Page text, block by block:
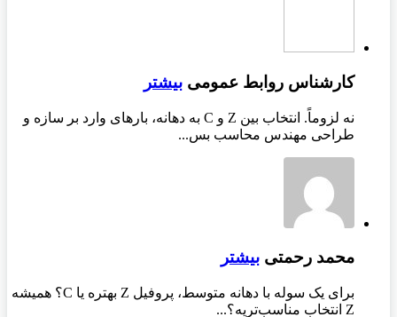
کارشناس روابط عمومی بیشتر
نه لزوماً. انتخاب بین Z و C به دهانه، بارهای وارد بر سازه و
طراحی مهندس محاسب بس...
محمد رحمتی بیشتر
برای یک سوله با دهانه متوسط، پروفیل Z بهتره یا C؟ همیشه
Z انتخاب مناسب‌تریه؟...